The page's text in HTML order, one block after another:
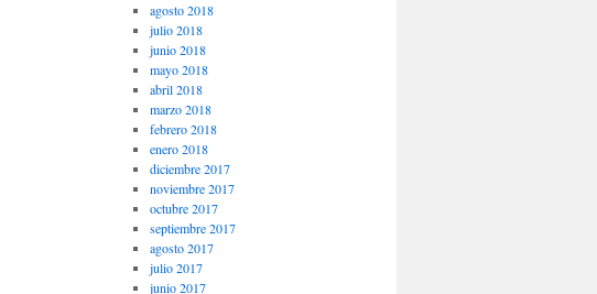
agosto 2018
julio 2018
junio 2018
mayo 2018
abril 2018
marzo 2018
febrero 2018
enero 2018
diciembre 2017
noviembre 2017
octubre 2017
septiembre 2017
agosto 2017
julio 2017
junio 2017